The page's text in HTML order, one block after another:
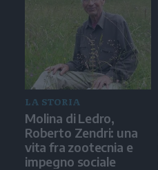
LA STORIA
Molina di Ledro,
Roberto Zendri: una
vita fra zootecnia e
impegno sociale